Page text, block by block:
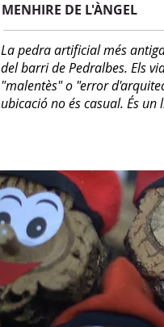
MENHIRE DE L'ÀNGEL
La pedra artificial més
del barri de Pedralbes. Els
"malentès" o "error
ubicació no és casual. És